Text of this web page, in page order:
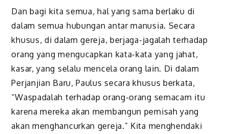
Dan bagi kita semua, hal yang sama berlaku di
dalam semua hubungan antar manusia. Secara
khusus, di dalam gereja, berjaga-jagalah terhadap
orang yang mengucapkan kata-kata yang jahat,
kasar, yang selalu mencela orang lain. Di dalam
Perjanjian Baru, Paulus secara khusus berkata,
“Waspadalah terhadap orang-orang semacam itu
karena mereka akan membangun pemisah yang
akan menghancurkan gereja.” Kita menghendaki